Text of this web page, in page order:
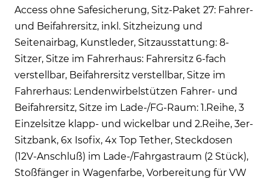
Access ohne Safesicherung, Sitz-Paket 27: Fahrer-
und Beifahrersitz, inkl. Sitzheizung und
Seitenairbag, Kunstleder, Sitzausstattung: 8-
Sitzer, Sitze im Fahrerhaus: Fahrersitz 6-fach
verstellbar, Beifahrersitz verstellbar, Sitze im
Fahrerhaus: Lendenwirbelstützen Fahrer- und
Beifahrersitz, Sitze im Lade-/FG-Raum: 1.Reihe, 3
Einzelsitze klapp- und wickelbar und 2.Reihe, 3er-
Sitzbank, 6x Isofix, 4x Top Tether, Steckdosen
(12V-Anschluß) im Lade-/Fahrgastraum (2 Stück),
Stoßfänger in Wagenfarbe, Vorbereitung für VW